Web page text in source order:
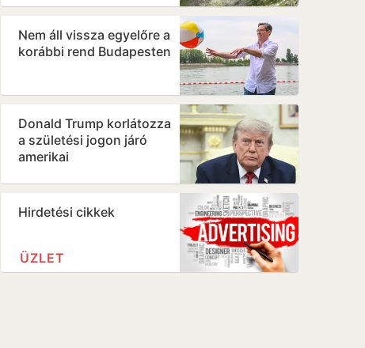
Nem áll vissza egyelőre a
korábbi rend Budapesten
Donald Trump korlátozza
a születési jogon járó
amerikai
Hirdetési cikkek
ÜZLET